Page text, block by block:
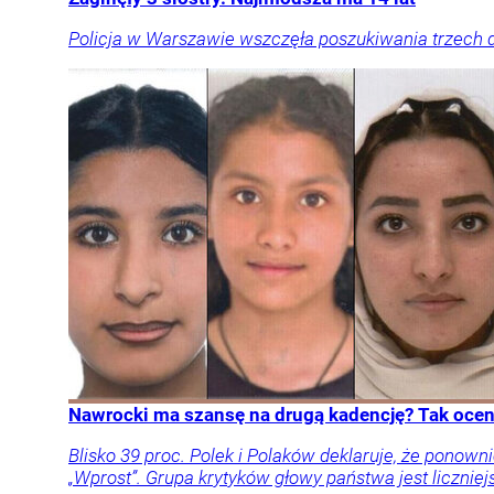
Policja w Warszawie wszczęła poszukiwania trzech
Nawrocki ma szansę na drugą kadencję? Tak
Blisko 39 proc. Polek i Polaków deklaruje, że
„Wprost”. Grupa krytyków głowy państwa jest